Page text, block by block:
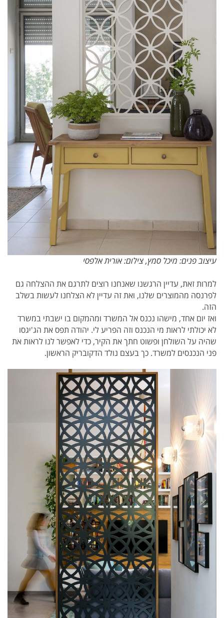
עיצוב פנים: מיכל סמץ, צילום: אורית אלפסי
למרות זאת, עדיין הרגשנו שאנחנו רוצים לתרגם את ההצלחה גם
לפרנסה מהמוצרים שלנו, ואת זה עדיין לא הצלחנו לעשות בשלב
הזה.
ואז יום אחד, מישהו נכנס אל המשרד ומהמקום בו ישבתי במשרד
לא יכולתי לראות מי הנכנס וזה הפריע לי. יהודה תפס את הג'יגסו
שהיה על השולחן ופשוט חתך את הקיר, כדי לאפשר לנו לראות את
פני הנכנסים למשרד. כך בעצם נולד הדקובריק הראשון.